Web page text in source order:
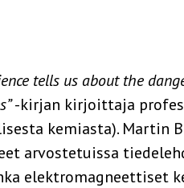
tells us about the
-kirjan kirjoittaja
kemiasta). Martin
arvostetuissa
elektromagneettiset